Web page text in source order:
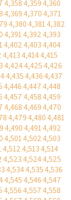
4,3584,3594,360
4,3694,3704,371
4,3804,3814,382
4,3914,3924,393
4,4024,4034,404
4,4134,4144,415
4,4244,4254,426
4,4354,4364,437
4,4464,4474,448
4,4574,4584,459
4,4684,4694,470
4,4794,4804,481
4,4904,4914,492
4,5014,5024,503
4,5124,5134,514
4,5234,5244,525
4,5344,5354,536
4,5454,5464,547
4,5564,5574,558